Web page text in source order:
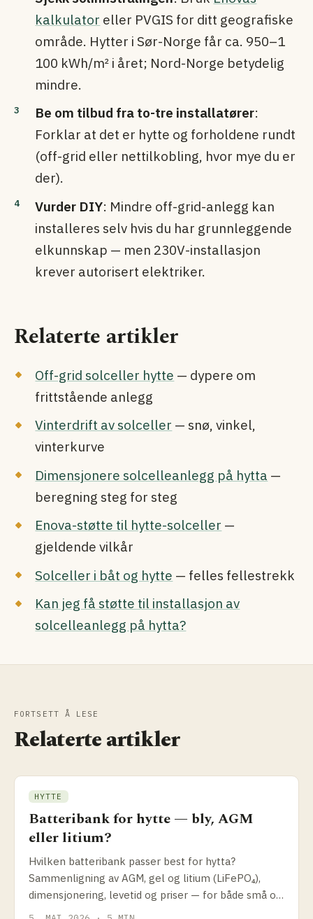
kalkulator eller PVGIS for ditt geografiske
område. Hytter i Sør-Norge får ca. 950–1
100 kWh/m² i året; Nord-Norge betydelig
mindre.
Be om tilbud fra to-tre installatører:
Forklar at det er hytte og forholdene rundt
(off-grid eller nettilkobling, hvor mye du er
der).
Vurder DIY: Mindre off-grid-anlegg kan
installeres selv hvis du har grunnleggende
elkunnskap — men 230V-installasjon
krever autorisert elektriker.
Relaterte artikler
Off-grid solceller hytte — dypere om
frittstående anlegg
Vinterdrift av solceller — snø, vinkel,
vinterkurve
Dimensjonere solcelleanlegg på hytta —
beregning steg for steg
Enova-støtte til hytte-solceller —
gjeldende vilkår
Solceller i båt og hytte — felles fellestrekk
Kan jeg få støtte til installasjon av
solcelleanlegg på hytta?
FORTSETT Å LESE
Relaterte artikler
HYTTE
Batteribank for hytte — bly, AGM
eller litium?
Hvilken batteribank passer best for hytta?
Sammenligning av AGM, gel og litium (LiFePO₄),
dimensjonering, levetid og priser — for både små og
store off-grid-anlegg.